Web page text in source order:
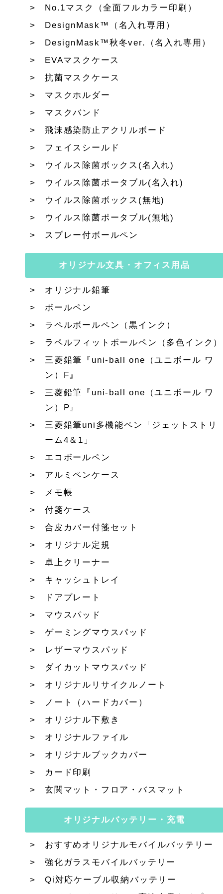
No.1マスク（全面フルカラー印刷）
DesignMask™（名入れ専用）
DesignMask™秋冬ver.（名入れ専用）
EVAマスクケース
抗菌マスクケース
マスクホルダー
マスクバンド
飛沫感染防止アクリルボード
フェイスシールド
ウイルス除菌ボックス(名入れ)
ウイルス除菌ポータブル(名入れ)
ウイルス除菌ボックス(無地)
ウイルス除菌ポータブル(無地)
スプレー付ボールペン
オリジナル文具・オフィス用品
オリジナル鉛筆
ボールペン
ラペルボールペン（黒インク）
ラペルフィットボールペン（多色インク）
三菱鉛筆『uni-ball one（ユニボール ワ
ン）F』
三菱鉛筆『uni-ball one（ユニボール ワ
ン）P』
三菱鉛筆uni多機能ペン「ジェットストリ
ーム4＆1」
エコボールペン
アルミペンケース
メモ帳
付箋ケース
合皮カバー付箋セット
オリジナル定規
卓上クリーナー
キャッシュトレイ
ドアプレート
マウスパッド
ゲーミングマウスパッド
レザーマウスパッド
ダイカットマウスパッド
オリジナルリサイクルノート
ノート（ハードカバー）
オリジナル下敷き
オリジナルファイル
オリジナルブックカバー
カード印刷
玄関マット・フロア・バスマット
オリジナルバッテリー・充電
おすすめオリジナルモバイルバッテリー
強化ガラスモバイルバッテリー
Qi対応ケーブル収納バッテリー